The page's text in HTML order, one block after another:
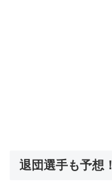
退団選手も予想！